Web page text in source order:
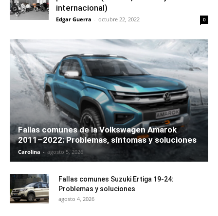
internacional)
Edgar Guerra - octubre 22, 2022 0
Fallas comunes de la Volkswagen Amarok
2011–2022: Problemas, síntomas y soluciones
Carolina - agosto 5, 2026
Fallas comunes Suzuki Ertiga 19-24:
Problemas y soluciones
agosto 4, 2026